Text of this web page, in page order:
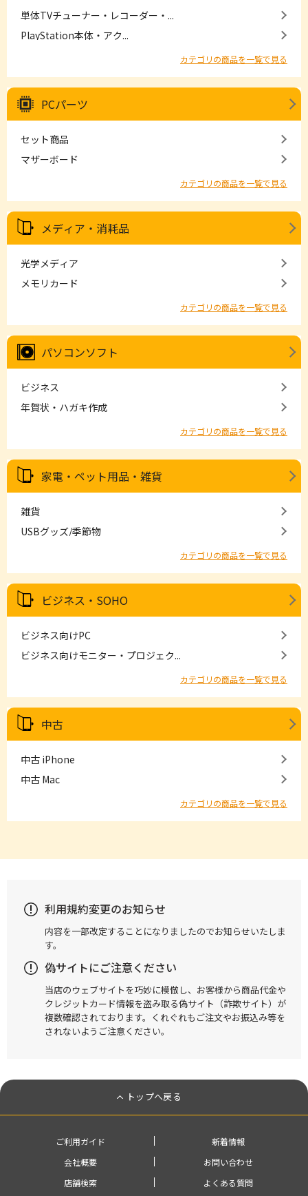
単体TVチューナー・レコーダー・...
PlayStation本体・アク...
カテゴリの商品を一覧で見る
PCパーツ
セット商品
マザーボード
カテゴリの商品を一覧で見る
メディア・消耗品
光学メディア
メモリカード
カテゴリの商品を一覧で見る
パソコンソフト
ビジネス
年賀状・ハガキ作成
カテゴリの商品を一覧で見る
家電・ペット用品・雑貨
雑貨
USBグッズ/季節物
カテゴリの商品を一覧で見る
ビジネス・SOHO
ビジネス向けPC
ビジネス向けモニター・プロジェク...
カテゴリの商品を一覧で見る
中古
中古 iPhone
中古 Mac
カテゴリの商品を一覧で見る
利用規約変更のお知らせ
内容を一部改定することになりましたのでお知らせいたしま
す。
偽サイトにご注意ください
当店のウェブサイトを巧妙に模倣し、お客様から商品代金や
クレジットカード情報を盗み取る偽サイト（詐欺サイト）が
複数確認されております。くれぐれもご注文やお振込み等を
されないようご注意ください。
トップへ戻る
ご利用ガイド
新着情報
会社概要
お問い合わせ
店舗検索
よくある質問